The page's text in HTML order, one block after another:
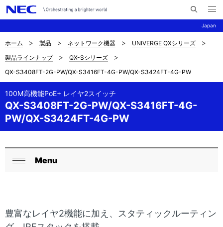
Japan
イ
メ
ニ
ュ
ナ
ビ
ゲ
ー
シ
ョ
サ
イ
ト
内
の
在
を
ホーム 製品 ネットワーク機器
UNIVERGE QXシリーズ
製品ラインナップ
QX-Sシリーズ
QX-S3408FT-2G-PW/QX-S3416FT-4G-PW/QX-S3424FT-4G-PW
QX-S3408FT-2G-PW/QX-S3416FT-4G-
PW/QX-S3424FT-4G-PW
100M高機能PoE+ レイヤ2スイッチ
ロ
ル
Menu
豊富なレイヤ2機能に加え、スタティックルーティン